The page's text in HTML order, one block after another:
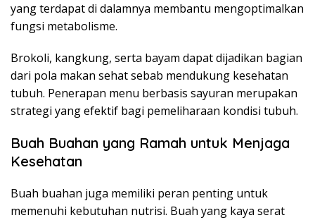
yang terdapat di dalamnya membantu mengoptimalkan
fungsi metabolisme.
Brokoli, kangkung, serta bayam dapat dijadikan bagian
dari pola makan sehat sebab mendukung kesehatan
tubuh. Penerapan menu berbasis sayuran merupakan
strategi yang efektif bagi pemeliharaan kondisi tubuh.
Buah Buahan yang Ramah untuk Menjaga
Kesehatan
Buah buahan juga memiliki peran penting untuk
memenuhi kebutuhan nutrisi. Buah yang kaya serat